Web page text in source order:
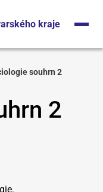
kraje
souhrn 2
2